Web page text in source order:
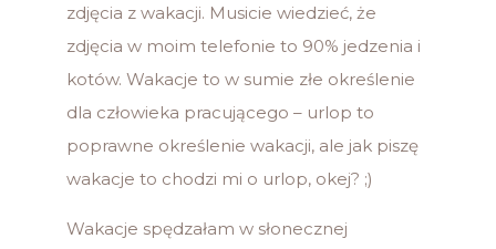
zdjęcia z wakacji. Musicie wiedzieć, że
zdjęcia w moim telefonie to 90% jedzenia i
kotów. Wakacje to w sumie złe określenie
dla człowieka pracującego – urlop to
poprawne określenie wakacji, ale jak piszę
wakacje to chodzi mi o urlop, okej? ;)
Wakacje spędzałam w słonecznej